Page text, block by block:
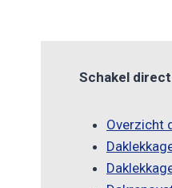
Schakel
Overzicht